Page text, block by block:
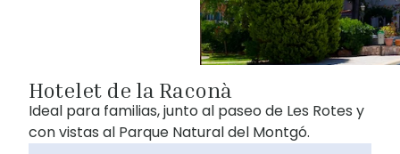
Hotelet de la Raconà
Ideal para familias, junto al paseo de Les Rotes y
con vistas al Parque Natural del Montgó.